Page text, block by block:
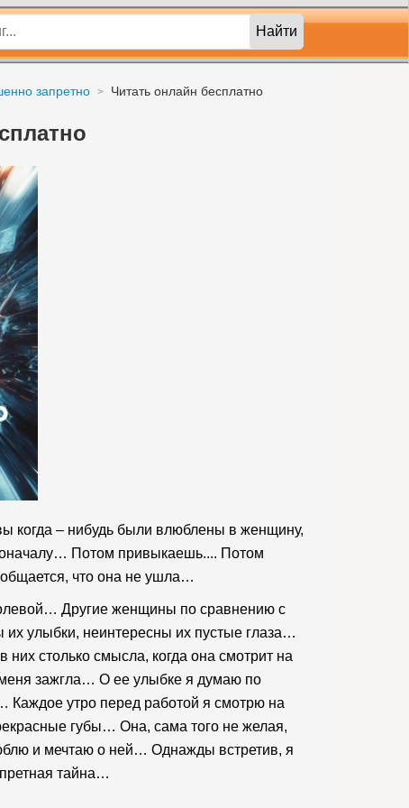
Найти
запретно Читать онлайн бесплатно
когда – нибудь были влюблены в женщину,
Потом привыкаешь.... Потом
что она не ушла…
Другие женщины по сравнению с
улыбки, неинтересны их пустые глаза…
столько смысла, когда она смотрит на
зажгла… О ее улыбке я думаю по
утро перед работой я смотрю на
губы… Она, сама того не желая,
и мечтаю о ней… Однажды встретив, я
тайна…